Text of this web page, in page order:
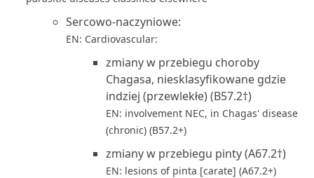
Sercowo-naczyniowe:
EN: Cardiovascular:
zmiany w przebiegu choroby
Chagasa, niesklasyfikowane gdzie
indziej (przewlekłe) (B57.2†)
EN: involvement NEC, in Chagas' disease
(chronic) (B57.2+)
zmiany w przebiegu pinty (A67.2†)
EN: lesions of pinta [carate] (A67.2+)